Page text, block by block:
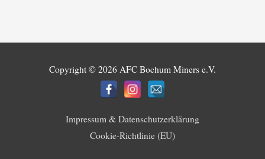
Copyright © 2026 AFC Bochum Miners e.V.
Impressum & Datenschutzerklärung
Cookie-Richtlinie (EU)